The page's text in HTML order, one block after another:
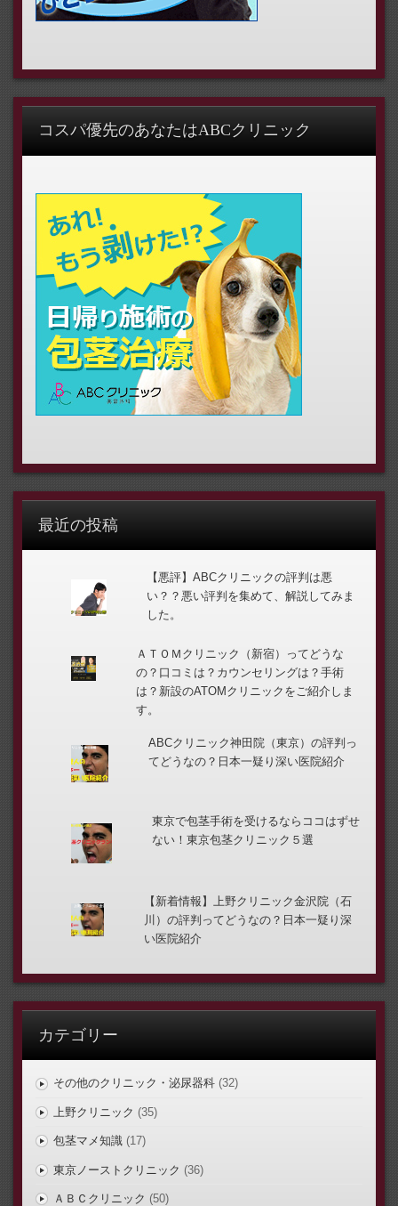
コスパ優先のあなたはABCクリニック
最近の投稿
【悪評】ABCクリニックの評判は悪
い？？悪い評判を集めて、解説してみま
した。
ＡＴＯＭクリニック（新宿）ってどうな
の？口コミは？カウンセリングは？手術
は？新設のATOMクリニックをご紹介しま
す。
ABCクリニック神田院（東京）の評判っ
てどうなの？日本一疑り深い医院紹介
東京で包茎手術を受けるならココはずせ
ない！東京包茎クリニック５選
【新着情報】上野クリニック金沢院（石
川）の評判ってどうなの？日本一疑り深
い医院紹介
カテゴリー
その他のクリニック・泌尿器科(32)
上野クリニック (35)
包茎マメ知識(17)
東京ノーストクリニック (36)
ＡＢＣクリニック (50)